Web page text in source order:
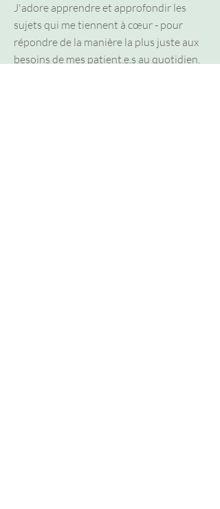
J'adore apprendre et approfondir les
sujets qui me tiennent à cœur - pour
répondre de la manière la plus juste aux
besoins de mes patient.e.s au quotidien.